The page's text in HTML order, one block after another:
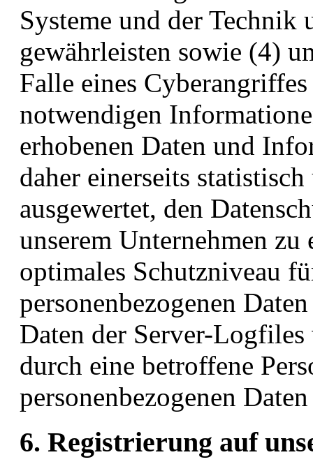
Systeme und der Technik
gewährleisten sowie (4)
Falle eines
notwendigen
erhobenen Daten und
daher einerseits
ausgewertet, den
unserem Unternehmen
optimales Schutzniveau
personenbezogenen
Daten der Server-
durch eine betroffene
personenbezogenen
6. Registrierung auf